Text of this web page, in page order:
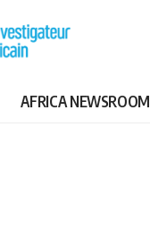
AFRICA NEWSROOM